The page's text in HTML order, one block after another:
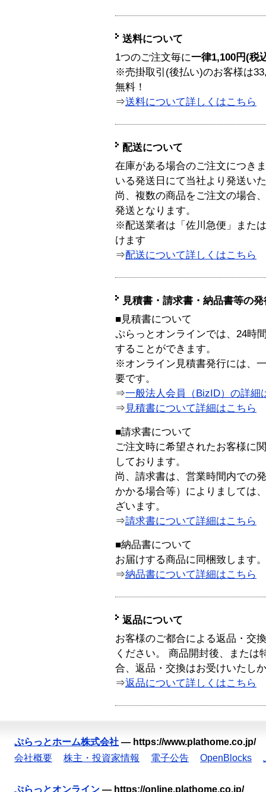
送料について
1つのご注文毎に一律1,100円(税
※売掛取引(後払い)のお客様は
無料！
⇒送料について詳しくはこちら
配送について
在庫がある場合のご注文につき
いる発送日にて当社より発送い
尚、複数の商品をご注文の場合
発送となります。
※配送業者は「佐川急便」また
けます
⇒配送について詳しくはこちら
見積書・請求書・納品書等の
■見積書について
ぷらっとオンラインでは、24時
することができます。
※オンライン見積書発行には、
要です。
⇒一般法人会員（BizID）の詳細
⇒ 見積書について詳細はこちら
■請求書について
ご注文時に希望されたお客様に
しております。
尚、請求書は、営業時間内での
かかる場合等）によりましては
ざいます。
⇒請求書について詳細はこちら
■納品書について
お届けする商品に同梱致します。
⇒納品書について詳細はこちら
返品について
お客様のご都合による返品・交
ください。 商品開封後、または
合、返品・交換はお受けいたし
⇒返品について詳しくはこちら
ぷらっとホーム株式会社 — https://www.plathome.co.jp/
会社概要
株主・投資家情報 電子公告 OpenBlocks
ぷらっとオンライン — https://online.plathome.co.jp/